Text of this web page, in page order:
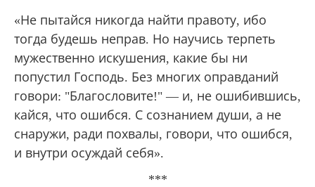
«Не пытайся никогда найти правоту, ибо
тогда будешь неправ. Но научись терпеть
мужественно искушения, какие бы ни
попустил Господь. Без многих оправданий
говори: "Благословите!" — и, не ошибившись,
кайся, что ошибся. С сознанием души, а не
снаружи, ради похвалы, говори, что ошибся,
и внутри осуждай себя».
***